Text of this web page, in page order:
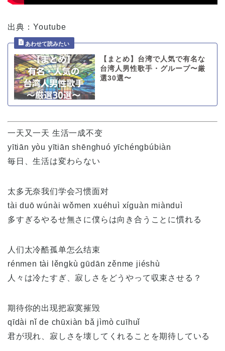
出典：Youtube
【まとめ】台湾で人気で有名な
台湾人男性歌手・グループ〜厳
選30選〜
一天又一天 生活一成不变
yītiān yòu yītiān shēnghuó yīchéngbúbiàn
毎日、生活は変わらない
太多无奈我们学会习惯面对
tài duō wúnài wǒmen xuéhuì xíguàn miànduì
多すぎるやるせ無さに僕らは向き合うことに慣れる
人们太冷酷孤单怎么结束
rénmen tài lěngkù gūdān zěnme jiéshù
人々は冷たすぎ、寂しさをどうやって収束させる？
期待你的出现把寂寞摧毁
qīdài nǐ de chūxiàn bǎ jìmò cuīhuǐ
君が現れ、寂しさを壊してくれることを期待している